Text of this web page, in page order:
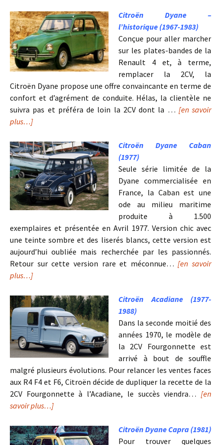
Citroën Dyane –
l’historique (1967-1983)
Conçue pour aller marcher
sur les plates-bandes de la
Renault 4 et, à terme,
remplacer la 2CV, la
Citroën Dyane propose une offre convaincante en terme de
confort et d’agrément de conduite. Hélas, la clientèle ne
suivra pas et préféra de loin la 2CV dont la … [en savoir
plus…]
Citroën Dyane Caban
(1977)
Seule série limitée de la
Dyane commercialisée en
France, la Caban est une
ode au milieu maritime
produite à 1.500
exemplaires et présentée en Avril 1977. Version chic avec
une teinte sombre et des liserés blancs, cette version est
aujourd’hui oubliée mais recherchée par les passionnés.
Retour sur cette version rare et méconnue…[en savoir
plus…]
Citroën Acadiane (1977-
1988)
Dans la seconde moitié des
années 1970, le modèle de
la 2CV Fourgonnette est
arrivé à bout de souffle
malgré plusieurs évolutions. Pour relancer les ventes faces
aux R4 F4 et F6, Citroën décide de dupliquer la recette de la
2CV Fourgonnette à l’Acadiane, le succès viendra… [en
savoir plus…]
Citroën Dyane Capra (1981)
Pour trouver quelques